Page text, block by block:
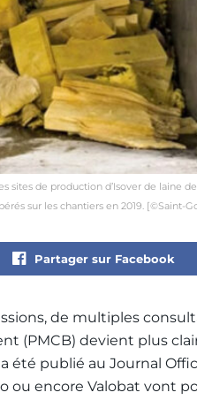
sites de production d’Isover de laine
sur les chantiers en 2019. [©Saint-
Partager sur Facebook
de multiples
devient plus
été publié au Journal
ou encore Valobat vont